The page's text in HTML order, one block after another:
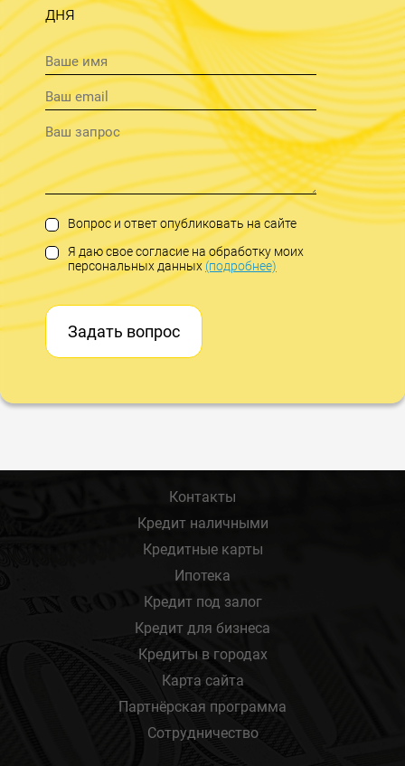
дня
Вопрос и ответ опубликовать на сайте
Я даю свое согласие на обработку моих
персональных данных(подробнее)
Задать вопрос
Контакты
Кредит наличными
Кредитные карты
Ипотека
Кредит под залог
Кредит для бизнеса
Кредиты в городах
Карта сайта
Партнёрская программа
Сотрудничество